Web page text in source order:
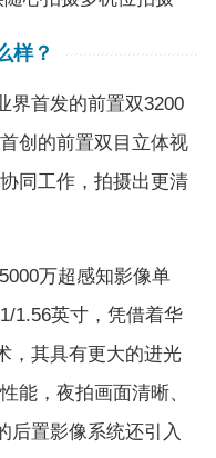
样？
界首发的前置双3200
创的前置双目立体视
同工作，拍摄出更清
万超感知影像单
1.56英寸，凭借着华
，其具有更大的进光
能，夜拍画面清晰、
后置影像系统还引入